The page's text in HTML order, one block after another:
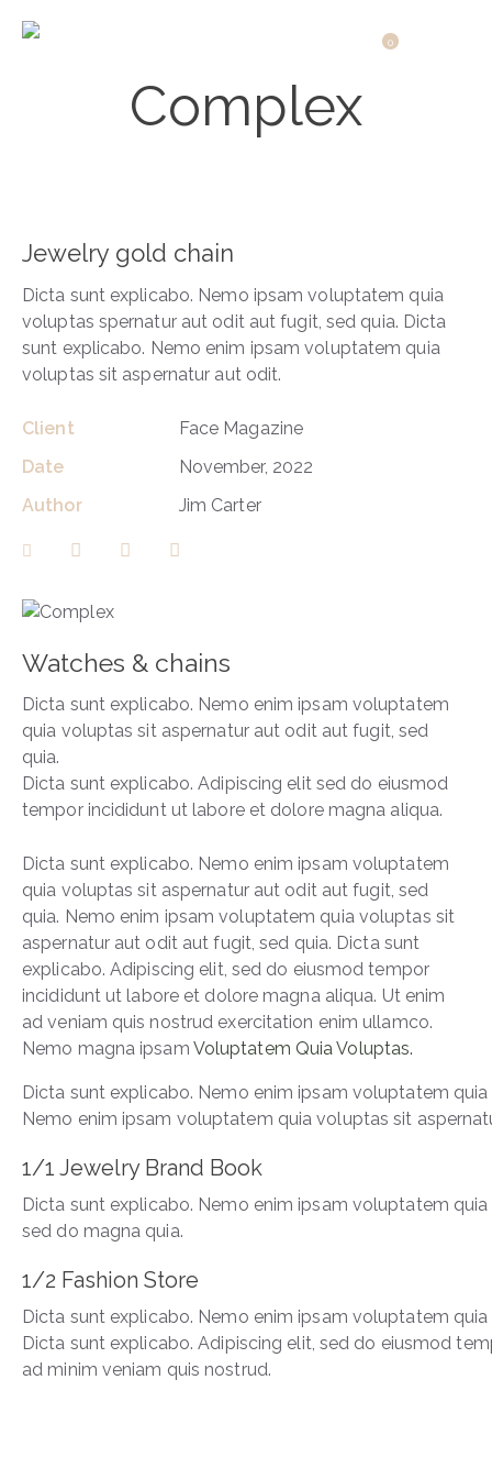
0
Complex
Jewelry gold chain
Dicta sunt explicabo. Nemo ipsam voluptatem quia
voluptas spernatur aut odit aut fugit, sed quia. Dicta
sunt explicabo. Nemo enim ipsam voluptatem quia
voluptas sit aspernatur aut odit.
Client
Face Magazine
Date
November, 2022
Author
Jim Carter
Watches & chains
Dicta sunt explicabo. Nemo enim ipsam voluptatem
quia voluptas sit aspernatur aut odit aut fugit, sed
quia.
Dicta sunt explicabo. Adipiscing elit sed do eiusmod
tempor incididunt ut labore et dolore magna aliqua.
Dicta sunt explicabo. Nemo enim ipsam voluptatem
quia voluptas sit aspernatur aut odit aut fugit, sed
quia. Nemo enim ipsam voluptatem quia voluptas sit
aspernatur aut odit aut fugit, sed quia. Dicta sunt
explicabo. Adipiscing elit, sed do eiusmod tempor
incididunt ut labore et dolore magna aliqua. Ut enim
ad veniam quis nostrud exercitation enim ullamco.
Nemo magna ipsam Voluptatem Quia Voluptas.
Dicta sunt explicabo. Nemo enim ipsam voluptatem
Nemo enim ipsam voluptatem quia voluptas sit
1/1 Jewelry Brand Book
Dicta sunt explicabo. Nemo enim ipsam voluptatem
sed do magna quia.
1/2 Fashion Store
Dicta sunt explicabo. Nemo enim ipsam voluptatem
Dicta sunt explicabo. Adipiscing elit, sed do eiusmod
ad minim veniam quis nostrud.